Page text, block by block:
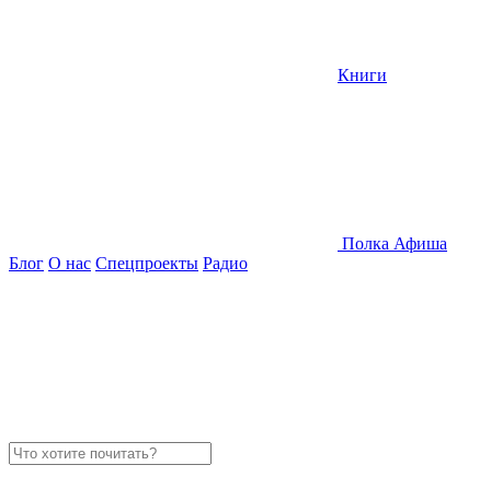
Книги
Полка Афиша
Блог О нас Спецпроекты Радио